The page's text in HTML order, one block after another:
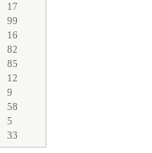
17
99
16
82
85
12
9
58
5
33